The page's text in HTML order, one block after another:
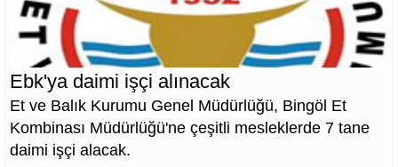
Ebk'ya daimi işçi alınacak
Et ve Balık Kurumu Genel Müdürlüğü, Bingöl Et
Kombinası Müdürlüğü'ne çeşitli mesleklerde 7 tane
daimi işçi alacak.